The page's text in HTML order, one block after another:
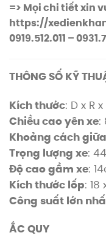
=> Mọi chi tiết xin
https://
0919.512.011 –
THÔNG SỐ KỸ
Kích thước: D x R
Chiều cao yên xe:
Khoảng cách
Trọng lượng xe:
Độ cao gầm xe:
Kích thước lốp: 18
Công suất lớn
ẮC QUY